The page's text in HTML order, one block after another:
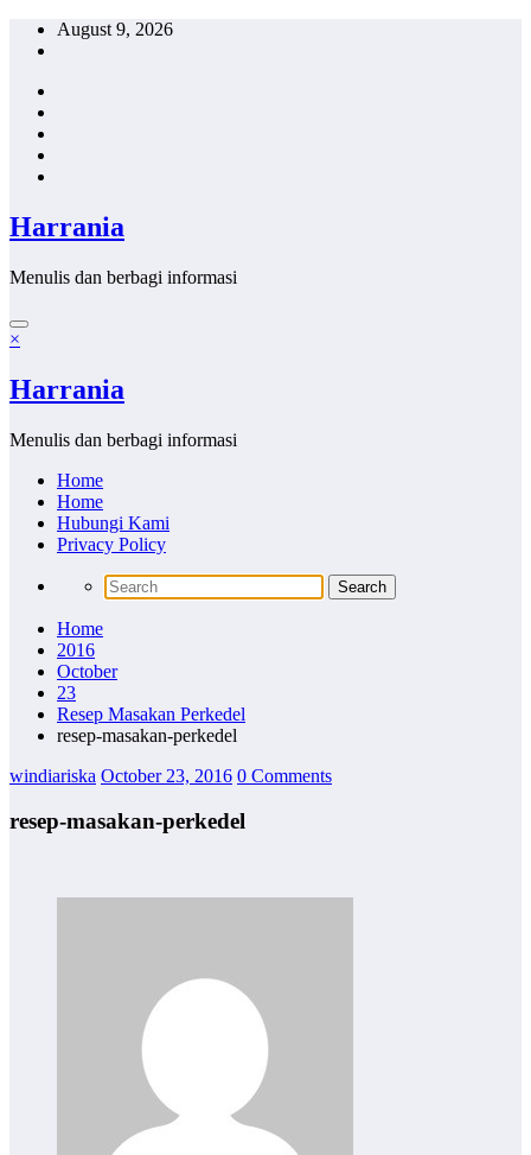
Skip
August 9, 2026
Harrania
Menulis dan berbagi informasi
×
Harrania
Menulis dan berbagi informasi
Home
Home
Hubungi Kami
Privacy Policy
Home
2016
October
23
Resep Masakan Perkedel
resep-masakan-perkedel
windiariska October 23, 2016 0 Comments
resep-masakan-perkedel